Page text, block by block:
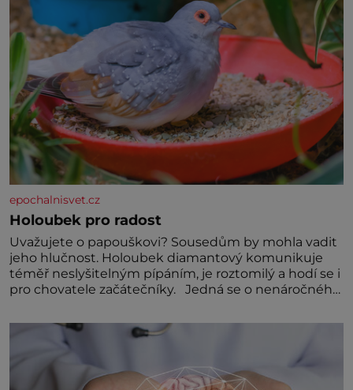
epochalnisvet.cz
Holoubek pro radost
Uvažujete o papouškovi? Sousedům by mohla vadit
jeho hlučnost. Holoubek diamantový komunikuje
téměř neslyšitelným pípáním, je roztomilý a hodí se i
pro chovatele začátečníky. Jedná se o nenáročného
Hodně času tráví na zemi, kde sbírá zbytky semínek
Jeho domovinou je prakticky celá Austrálie s
výjimkou pobřežní oblasti.